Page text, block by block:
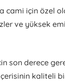
cami için özel
ve yüksek
son derece
kaliteli